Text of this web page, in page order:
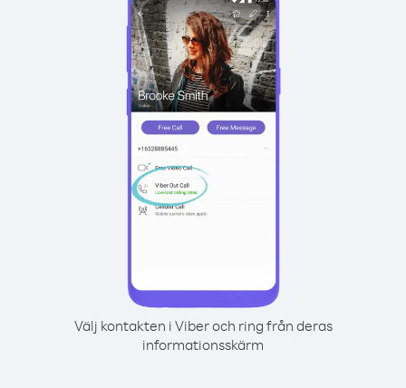
Välj kontakten i Viber och ring från deras
informationsskärm